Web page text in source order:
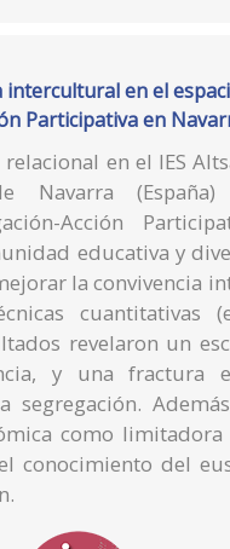
en el
Participativa en
en el IES
Navarra
Acción
educativa y
la convivencia
cuantitativas
revelaron un
y una fractura
como
conocimiento del